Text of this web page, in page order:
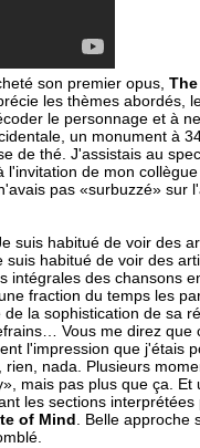
son premier opus,
les thèmes abordés,
le personnage et à
un monument à
de thé. J'assistais au
l'invitation de mon
pas «surbuzzé» sur
suis habitué de voir des
habitué de voir des
intégrales des chansons
fraction du temps les
la sophistication de sa
Vous me direz que
l'impression que j'étais
nada. Plusieurs
mais pas plus que ça.
les sections interprétées
of Mind . Belle